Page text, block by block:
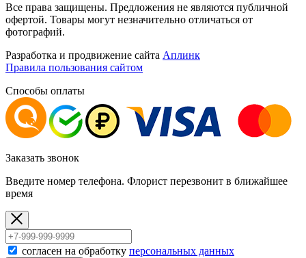
Все права защищены. Предложения не являются публичной
офертой. Товары могут незначительно отличаться от
фотографий.
Разработка и продвижение сайта Аплинк
Правила пользования сайтом
Способы оплаты
Заказать звонок
Введите номер телефона. Флорист перезвонит в ближайшее
время
согласен на обработку персональных данных